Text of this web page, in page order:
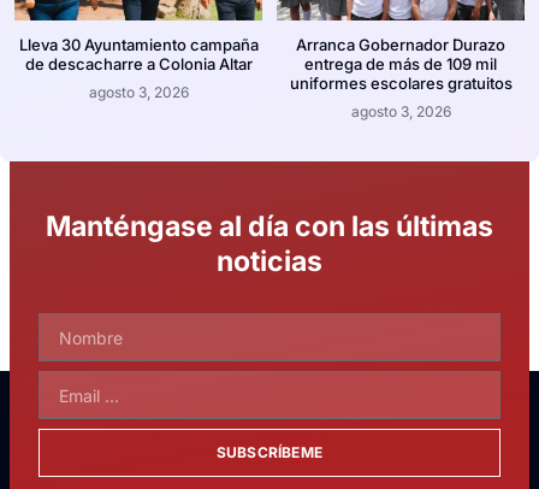
Lleva 30 Ayuntamiento campaña
de descacharre a Colonia Altar
agosto 3, 2026
Arranca Gobernador Durazo
entrega de más de 109 mil
uniformes escolares gratuitos
agosto 3, 2026
Manténgase al día con las últimas
noticias
SUBSCRÍBEME